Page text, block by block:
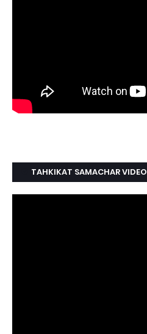
TAHKIKAT SAMACHAR VIDEO